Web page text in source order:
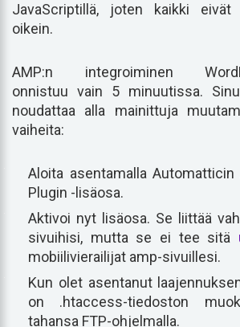
JavaScriptillä, joten kaikki eivät
oikein.
AMP:n integroiminen
onnistuu vain 5 minuutissa.
noudattaa alla mainittuja
vaiheita:
Aloita asentamalla Automatticin
Plugin -lisäosa.
Aktivoi nyt lisäosa. Se liittää
sivuihisi, mutta se ei tee sitä
mobiilivierailijat amp-sivuillesi.
Kun olet asentanut
on .htaccess-tiedoston
tahansa FTP-ohjelmalla.